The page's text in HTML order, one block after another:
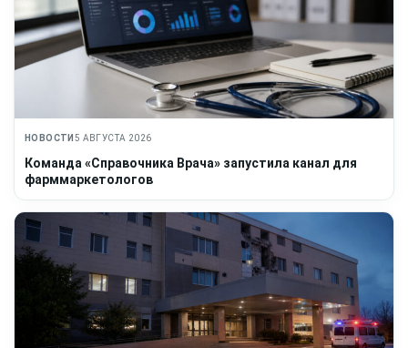
НОВОСТИ 5 АВГУСТА 2026
Команда «Справочника Врача» запустила канал для
фарммаркетологов